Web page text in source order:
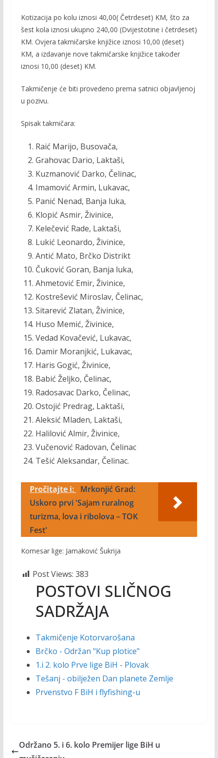
Kotizacija po kolu iznosi 40,00( Četrdeset) KM, što za
šest kola iznosi ukupno 240,00 (Dvijestotine i četrdeset)
KM. Ovjera takmičarske knjižice iznosi 10,00 (deset)
KM, a izdavanje nove takmičarske knjižice također
iznosi 10,00 (deset) KM.
Takmičenje će biti provedeno prema satnici objavljenoj
u pozivu.
Spisak takmičara:
Raić Marijo, Busovača,
Grahovac Dario, Laktaši,
Kuzmanović Darko, Čelinac,
Imamović Armin, Lukavac,
Panić Nenad, Banja luka,
Klopić Asmir, Živinice,
Kelečević Rade, Laktaši,
Lukić Leonardo, Živinice,
Antić Mato, Brčko Distrikt
Čuković Goran, Banja luka,
Ahmetović Emir, Živinice,
Kostrešević Miroslav, Čelinac,
Sitarević Zlatan, Živinice,
Huso Memić, Živinice,
Vedad Kovačević, Lukavac,
Damir Moranjkić, Lukavac,
Haris Gogić, Živinice,
Babić Željko, Čelinac,
Radosavac Darko, Čelinac,
Ostojić Predrag, Laktaši,
Aleksić Mladen, Laktaši,
Halilović Almir, Živinice,
Vučenović Radovan, Čelinac
Tešić Aleksandar, Čelinac.
Pročitajte i:
Mrkonjić Grad:
Uskoro prvi 'Sajam ruralnog
turizma, lova i ribolova – TOK
Fest'
Komesar lige: Jamaković Šukrija
Post Views: 383
POSTOVI SLIČNOG
SADRŽAJA
Takmičenje Kotorvarošana
Brčko - Održan "Kup plotice"
1.i 2. kolo Prve lige BiH - Plovak
Tešanj - obilježen Dan planete Zemlje
Prvenstvo F BiH i flyfishing-u
Održano 5. i 6. kolo Premijer lige BiH u